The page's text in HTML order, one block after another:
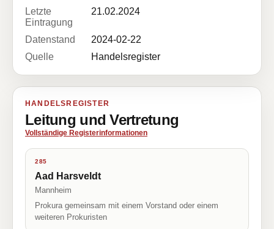
Letzte
Eintragung
21.02.2024
Datenstand
2024-02-22
Quelle
Handelsregister
HANDELSREGISTER
Leitung und Vertretung
Vollständige Registerinformationen
285
Aad Harsveldt
Mannheim
Prokura gemeinsam mit einem Vorstand oder einem
weiteren Prokuristen